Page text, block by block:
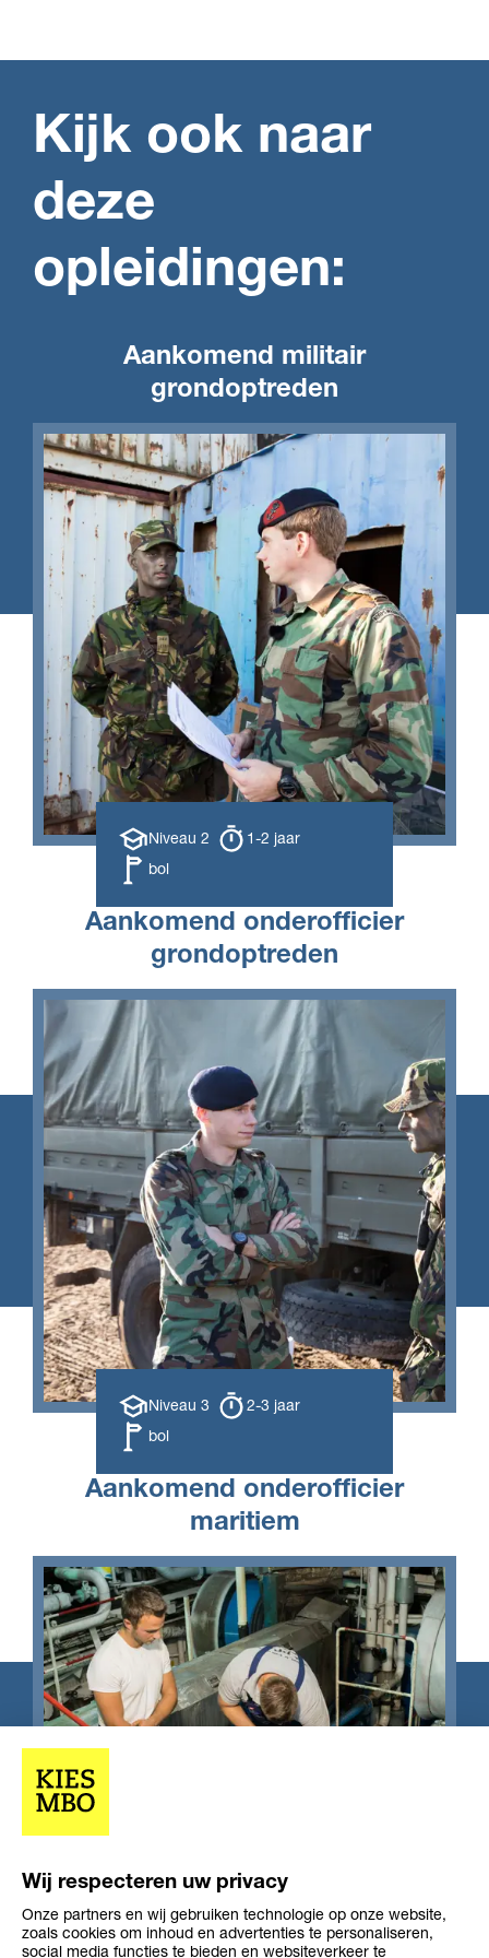
Kijk ook naar
deze
opleidingen:
Aankomend militair
grondoptreden
Opleiding
Niveau 2
Opleiding
duur
1-2 jaar
Leerweg
bol
Aankomend onderofficier
grondoptreden
Opleiding
Niveau 3
Opleiding
duur
2-3 jaar
Leerweg
bol
Aankomend onderofficier
maritiem
Wij respecteren uw privacy
Onze partners en wij gebruiken technologie op onze website,
zoals cookies om inhoud en advertenties te personaliseren,
social media functies te bieden en websiteverkeer te